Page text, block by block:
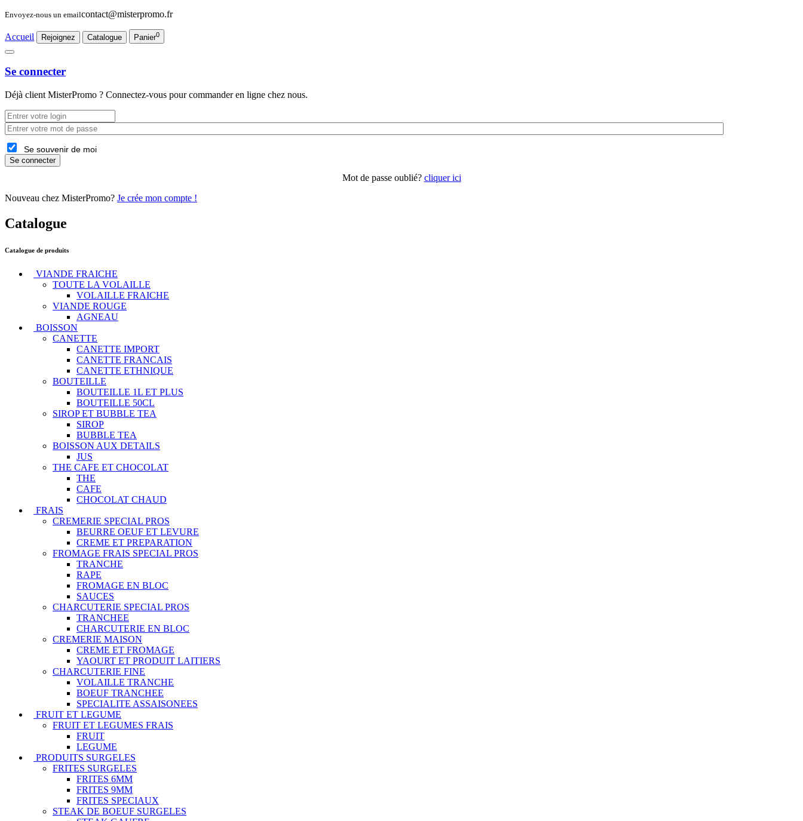
Envoyez-nous un emailcontact@misterpromo.fr
Accueil Rejoignez Catalogue Panier0
Se connecter
Déjà client MisterPromo ? Connectez-vous pour commander en ligne chez nous.
Se souvenir de moi
Se connecter
Mot de passe oublié? cliquer ici
Nouveau chez MisterPromo? Je crée mon compte !
Catalogue
Catalogue de produits
VIANDE FRAICHE
TOUTE LA VOLAILLE
VOLAILLE FRAICHE
VIANDE ROUGE
AGNEAU
BOISSON
CANETTE
CANETTE IMPORT
CANETTE FRANCAIS
CANETTE ETHNIQUE
BOUTEILLE
BOUTEILLE 1L ET PLUS
BOUTEILLE 50CL
SIROP ET BUBBLE TEA
SIROP
BUBBLE TEA
BOISSON AUX DETAILS
JUS
THE CAFE ET CHOCOLAT
THE
CAFE
CHOCOLAT CHAUD
FRAIS
CREMERIE SPECIAL PROS
BEURRE OEUF ET LEVURE
CREME ET PREPARATION
FROMAGE FRAIS SPECIAL PROS
TRANCHE
RAPE
FROMAGE EN BLOC
SAUCES
CHARCUTERIE SPECIAL PROS
TRANCHEE
CHARCUTERIE EN BLOC
CREMERIE MAISON
CREME ET FROMAGE
YAOURT ET PRODUIT LAITIERS
CHARCUTERIE FINE
VOLAILLE TRANCHE
BOEUF TRANCHEE
SPECIALITE ASSAISONEES
FRUIT ET LEGUME
FRUIT ET LEGUMES FRAIS
FRUIT
LEGUME
PRODUITS SURGELES
FRITES SURGELES
FRITES 6MM
FRITES 9MM
FRITES SPECIAUX
STEAK DE BOEUF SURGELES